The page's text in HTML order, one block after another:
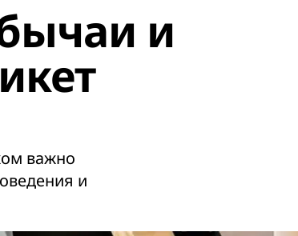
и
важно
и